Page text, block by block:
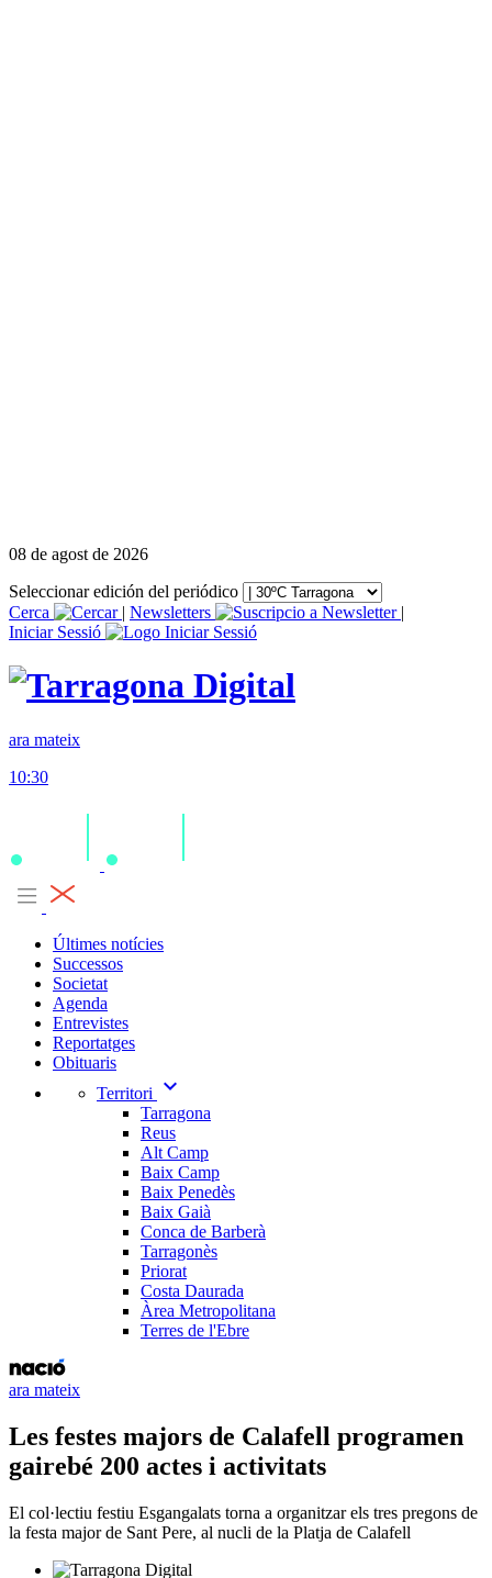
08 de agost de 2026
Seleccionar edición del periódico
Cerca
| Newsletters
|
Iniciar Sessió
ara mateix
10:30
Últimes notícies
Successos
Societat
Agenda
Entrevistes
Reportatges
Obituaris
Territori
expand_more
Tarragona
Reus
Alt Camp
Baix Camp
Baix Penedès
Baix Gaià
Conca de Barberà
Tarragonès
Priorat
Costa Daurada
Àrea Metropolitana
Terres de l'Ebre
ara mateix
Les festes majors de Calafell programen
gairebé 200 actes i activitats
El col·lectiu festiu Esgangalats torna a organitzar els tres pregons de
la festa major de Sant Pere, al nucli de la Platja de Calafell